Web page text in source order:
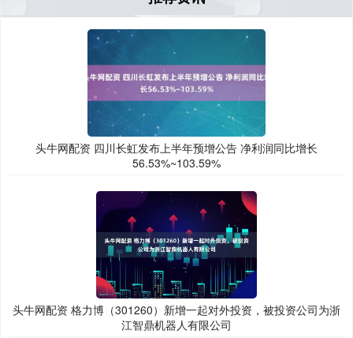
头牛网配资 四川长虹发布上半年预增公告 净利润同比增长
56.53%~103.59%
头牛网配资 格力博（301260）新增一起对外投资，被投资公司为浙
江智鼎机器人有限公司